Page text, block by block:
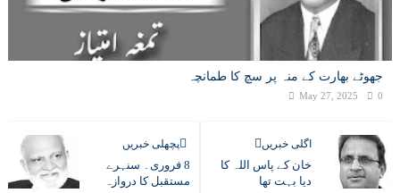
جھوٹے بھارت کے منہ پر سچ کا طمانچہ
May 27, 2025 0
اگلی خبریں
خان کے پاس اللہ کا
دیا بہت تھا
پچھلی خبریں
8 فروری۔ سنہرے
مستقبل کا دروازہ